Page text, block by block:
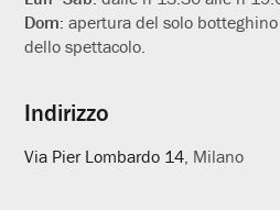
Dom:apertura del solo
dello spettacolo.
Indirizzo
Via Pier Lombardo 14 , Milano